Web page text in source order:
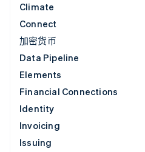
Climate
Connect
加密货币
Data Pipeline
Elements
Financial Connections
Identity
Invoicing
Issuing